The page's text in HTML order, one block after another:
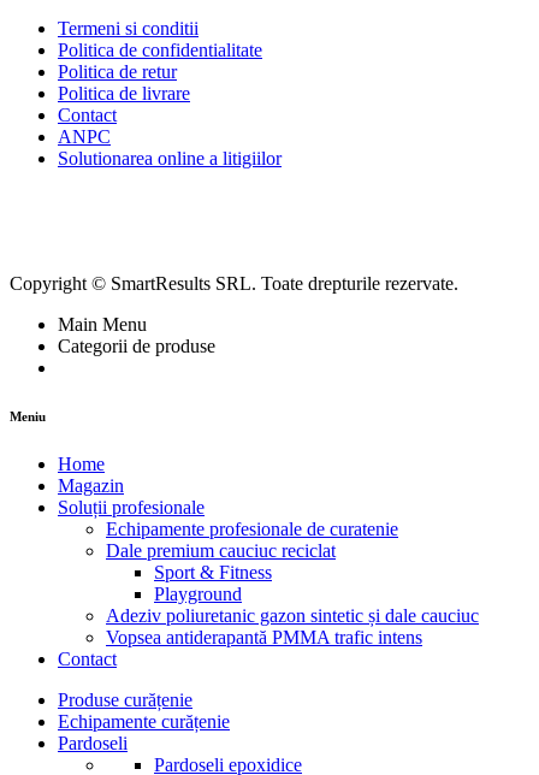
Termeni si conditii
Politica de confidentialitate
Politica de retur
Politica de livrare
Contact
ANPC
Solutionarea online a litigiilor
Copyright © SmartResults SRL. Toate drepturile rezervate.
Main Menu
Categorii de produse
Meniu
Home
Magazin
Soluții profesionale
Echipamente profesionale de curatenie
Dale premium cauciuc reciclat
Sport & Fitness
Playground
Adeziv poliuretanic gazon sintetic și dale cauciuc
Vopsea antiderapantă PMMA trafic intens
Contact
Produse curățenie
Echipamente curățenie
Pardoseli
Pardoseli epoxidice